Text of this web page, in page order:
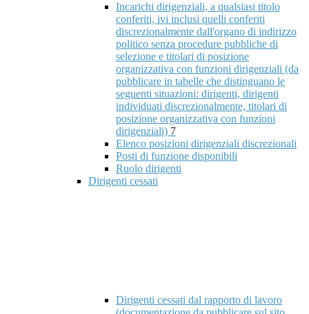
Incarichi dirigenziali, a qualsiasi titolo
conferiti, ivi inclusi quelli conferiti
discrezionalmente dall'organo di indirizzo
politico senza procedure pubbliche di
selezione e titolari di posizione
organizzativa con funzioni dirigenziali (da
pubblicare in tabelle che distinguano le
seguenti situazioni: dirigenti, dirigenti
individuati discrezionalmente, titolari di
posizione organizzativa con funzioni
dirigenziali) 7
Elenco posizioni dirigenziali discrezionali
Posti di funzione disponibili
Ruolo dirigenti
Dirigenti cessati
Dirigenti cessati dal rapporto di lavoro